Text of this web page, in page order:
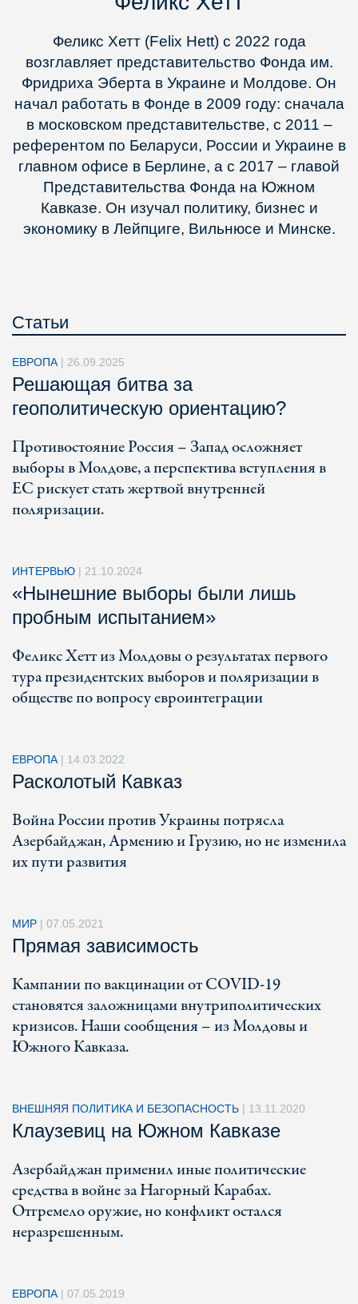
Феликс Хетт (Felix Hett) с 2022 года
возглавляет представительство Фонда им.
Фридриха Эберта в Украине и Молдове. Он
начал работать в Фонде в 2009 году: сначала
в московском представительстве, с 2011 –
референтом по Беларуси, России и Украине в
главном офисе в Берлине, а с 2017 – главой
Представительства Фонда на Южном
Кавказе. Он изучал политику, бизнес и
экономику в Лейпциге, Вильнюсе и Минске.
Статьи
ЕВРОПА | 26.09.2025
Решающая битва за
геополитическую ориентацию?
Противостояние Россия – Запад осложняет
выборы в Молдове, а перспектива вступления в
ЕС рискует стать жертвой внутренней
поляризации.
ИНТЕРВЬЮ | 21.10.2024
«Нынешние выборы были лишь
пробным испытанием»
Феликс Хетт из Молдовы о результатах первого
тура президентских выборов и поляризации в
обществе по вопросу евроинтеграции
ЕВРОПА | 14.03.2022
Расколотый Кавказ
Война России против Украины потрясла
Азербайджан, Армению и Грузию, но не изменила
их пути развития
МИР | 07.05.2021
Прямая зависимость
Кампании по вакцинации от COVID-19
становятся заложницами внутриполитических
кризисов. Наши сообщения – из Молдовы и
Южного Кавказа.
ВНЕШНЯЯ ПОЛИТИКА И БЕЗОПАСНОСТЬ | 13.11.2020
Клаузевиц на Южном Кавказе
Азербайджан применил иные политические
средства в войне за Нагорный Карабах.
Отгремело оружие, но конфликт остался
неразрешенным.
ЕВРОПА | 07.05.2019